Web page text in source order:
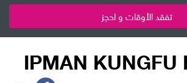
تفقد الأوقات و احجز
IPMAN KUNGFU